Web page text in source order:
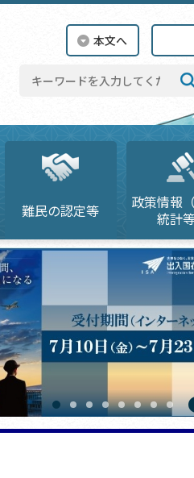
本文へ
検索
難民の認定等
政策情報
統計等